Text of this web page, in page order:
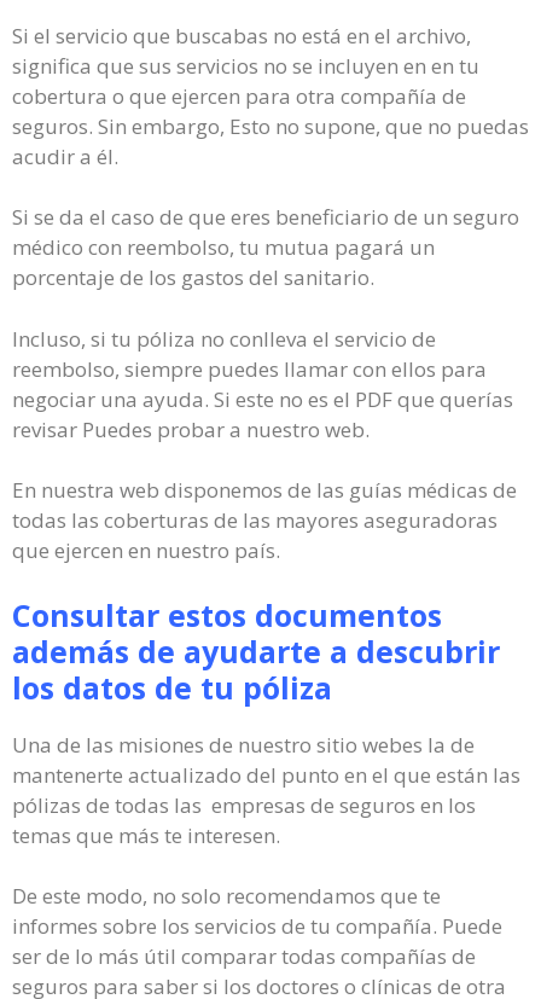
Si el servicio que buscabas no está en el archivo,
significa que sus servicios no se incluyen en en tu
cobertura o que ejercen para otra compañía de
seguros. Sin embargo, Esto no supone, que no puedas
acudir a él.
Si se da el caso de que eres beneficiario de un seguro
médico con reembolso, tu mutua pagará un
porcentaje de los gastos del sanitario.
Incluso, si tu póliza no conlleva el servicio de
reembolso, siempre puedes llamar con ellos para
negociar una ayuda. Si este no es el PDF que querías
revisar Puedes probar a nuestro web.
En nuestra web disponemos de las guías médicas de
todas las coberturas de las mayores aseguradoras
que ejercen en nuestro país.
Consultar estos documentos
además de ayudarte a descubrir
los datos de tu póliza
Una de las misiones de nuestro sitio webes la de
mantenerte actualizado del punto en el que están las
pólizas de todas las empresas de seguros en los
temas que más te interesen.
De este modo, no solo recomendamos que te
informes sobre los servicios de tu compañía. Puede
ser de lo más útil comparar todas compañías de
seguros para saber si los doctores o clínicas de otra